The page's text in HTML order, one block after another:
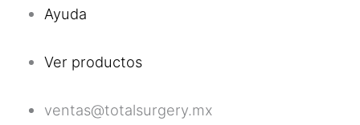
Ayuda
Ver productos
ventas@totalsurgery.mx